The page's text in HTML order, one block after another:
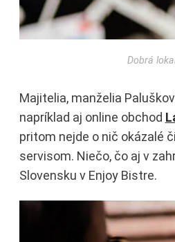
Dobrá
Majitelia, manželia
napríklad aj online obchod
pritom nejde o nič okázalé
servisom. Niečo, čo aj v
Slovensku v Enjoy Bistre.